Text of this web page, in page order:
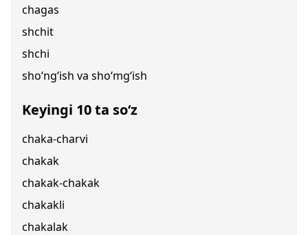
chagas
shchit
shchi
sho‘ng‘ish va sho‘mg‘ish
Keyingi 10 ta so‘z
chaka-charvi
chakak
chakak-chakak
chakakli
chakalak